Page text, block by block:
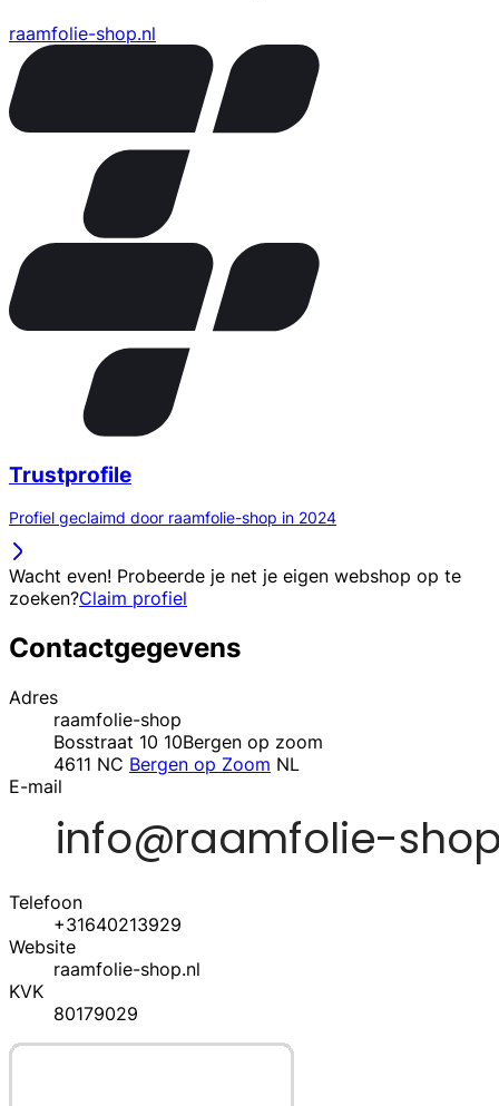
raamfolie-shop.nl
Trustprofile
Profiel geclaimd door raamfolie-shop in 2024
Wacht even! Probeerde je net je eigen webshop op te
zoeken?Claim profiel
Contactgegevens
Adres
raamfolie-shop
Bosstraat 10 10Bergen op zoom
4611 NC Bergen op Zoom NL
E-mail
Telefoon
+31640213929
Website
raamfolie-shop.nl
KVK
80179029